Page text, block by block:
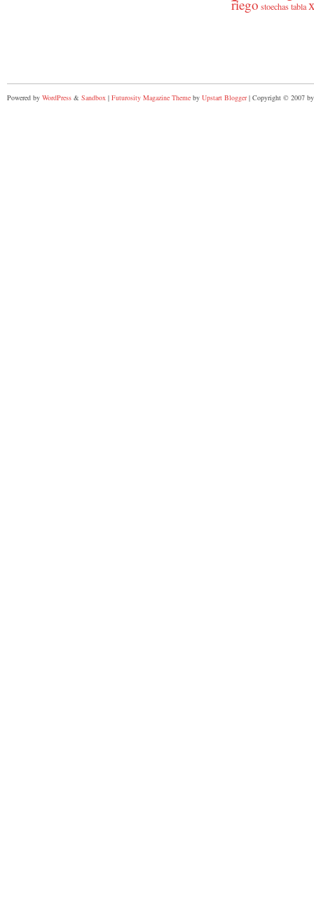
riego stoechastabla
Powered by WordPress & Sandbox | Futurosity Magazine Theme by Upstart Blogger| Copyright © 2007 by